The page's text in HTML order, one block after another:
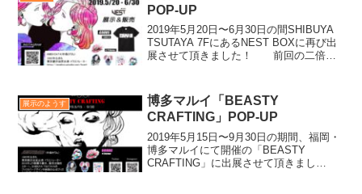
POP-UP
2019年5月20日〜6月30日の間SHIBUYA
TSUTAYA 7FにあるNEST BOXに再び出
展させて頂きました！ 前回の二倍の
ん、いつもお世話に...
展示のようす
博多マルイ「BEASTY
CRAFTING」POP-UP
2019年5月15日〜9月30日の期間、福岡・
博多マルイにて開催の「BEASTY
CRAFTING」に出展させて頂きまし